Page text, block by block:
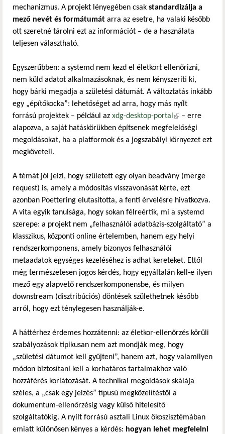
mechanizmus. A projekt lényegében csak standardizálja a
mező nevét és formátumát arra az esetre, ha valaki később
ott szeretné tárolni ezt az információt – de a használata
teljesen választható.
Egyszerűbben: a systemd nem kezd el életkort ellenőrizni,
nem küld adatot alkalmazásoknak, és nem kényszeríti ki,
hogy bárki megadja a születési dátumát. A változtatás inkább
egy „építőkocka”: lehetőséget ad arra, hogy más nyílt
forrású projektek – például az xdg-desktop-portal (külső
hivatkozás)
– erre
alapozva, a saját hatáskörükben építsenek megfelelőségi
megoldásokat, ha a platformok és a jogszabályi környezet ezt
megköveteli.
A témát jól jelzi, hogy született egy olyan beadvány (merge
request) is, amely a módosítás visszavonását kérte, ezt
azonban Poettering elutasította, a fenti érvelésre hivatkozva.
A vita egyik tanulsága, hogy sokan félreértik, mi a systemd
szerepe: a projekt nem „felhasználói adatbázis-szolgáltató” a
klasszikus, központi online értelemben, hanem egy helyi
rendszerkomponens, amely bizonyos felhasználói
metaadatok egységes kezeléséhez is adhat kereteket. Ettől
még természetesen jogos kérdés, hogy egyáltalán kell-e ilyen
mező egy alapvető rendszerkomponensbe, és milyen
downstream (disztribúciós) döntések születhetnek később
arról, hogy ezt ténylegesen használják-e.
A háttérhez érdemes hozzátenni: az életkor-ellenőrzés körüli
szabályozások tipikusan nem azt mondják meg, hogy
„születési dátumot kell gyűjteni”, hanem azt, hogy valamilyen
módon biztosítani kell a korhatáros tartalmakhoz való
hozzáférés korlátozását. A technikai megoldások skálája
széles, a „csak egy jelzés” típusú megközelítéstől a
dokumentum-ellenőrzésig vagy külső hitelesítő
szolgáltatókig. A nyílt forrású asztali Linux ökoszisztémában
emiatt különösen kényes a kérdés: hogyan lehet megfelelni